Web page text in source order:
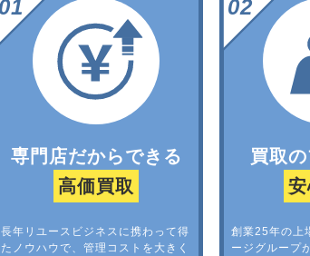
専門店だからできる
高価買取
長年リユースビジネスに携わって得
たノウハウで、管理コストを大きく
買取
創業25年の上
ージグループ